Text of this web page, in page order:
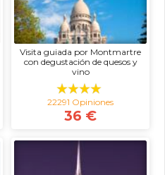
Visita guiada por Montmartre
con degustación de quesos y
vino
22291 Opiniones
36 €